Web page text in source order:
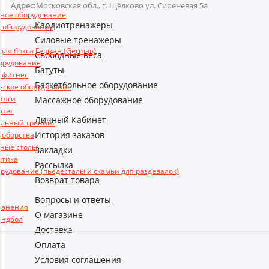
оборудование
бокса Герман (German)
фитнес
оборудование
тренинг
столы
(пьедесталы и скамьи для раздевалок)
Адрес:Московская обл., г. Щёлково ул. Сиреневая 5а
Кардиотренажеры
Силовые тренажеры
Свободные веса
Батуты
Баскетбольное оборудование
Массажное оборудование
Личный Кабинет
История заказов
Закладки
Рассылка
Возврат товара
Вопросы и ответы
О магазине
Доставка
Оплата
Условия соглашения